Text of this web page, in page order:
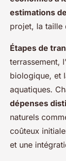
estimations
projet, la taille
Étapes de
terrassement,
biologique, et
aquatiques.
dépenses
naturels
coûteux
et une